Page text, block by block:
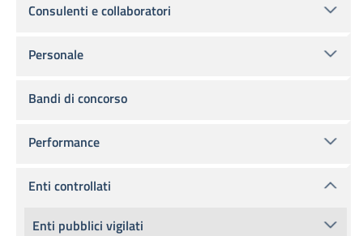
Consulenti e collaboratori
Personale
Bandi di concorso
Performance
Enti controllati
Enti pubblici vigilati